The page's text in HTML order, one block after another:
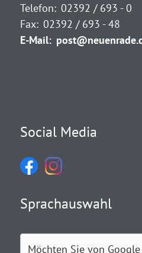
Telefon: 02392 / 693 - 0
Fax: 02392 / 693 - 48
E-Mail:
Social Media
Sprachauswahl
Möchten Sie von